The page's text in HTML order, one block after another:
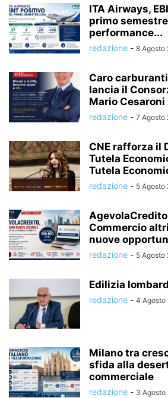
ITA Airways,
primo
performance...
redazione - 8 Agosto
Caro
lancia il
Mario
redazione - 7 Agosto
CNE rafforza il
Tutela
Tutela
redazione - 5 Agosto
Commercio
nuove
redazione - 5 Agosto
Edilizia
redazione - 4 Agosto
Milano tra
sfida alla
commerciale
redazione - 3 Agosto